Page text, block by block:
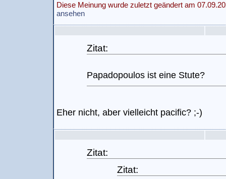
Diese Meinung wurde zuletzt geändert am
ansehen
Zitat:
Papadopoulos ist eine Stute?
Eher nicht, aber vielleicht pacific? ;-)
Zitat:
Zitat: